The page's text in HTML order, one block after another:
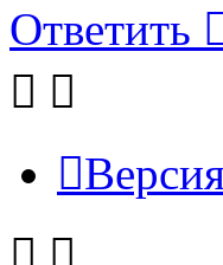
Ответить